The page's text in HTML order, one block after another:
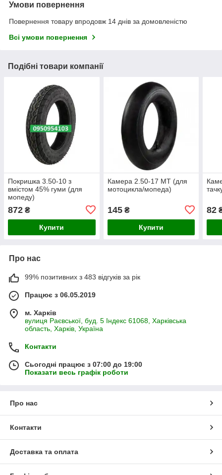
Умови повернення
Повернення товару впродовж 14 днів за домовленістю
Всі умови повернення
Подібні товари компанії
Покришка 3.50-10 з
вмістом 45% гуми (для
мопеду)
872 ₴
Купити
Камера 2.50-17 МТ (для
мотоцикла/мопеда)
145₴
Купити
82
Про нас
99% позитивних з 483 відгуків за рік
Працює з 06.05.2019
м. Харків
вулиця Раєвської, буд. 5 Індекс 61068, Харківська
область, Харків, Україна
Контакти
Сьогодні працює з 07:00 до 19:00
Показати весь графік роботи
Про нас
Контакти
Доставка та оплата